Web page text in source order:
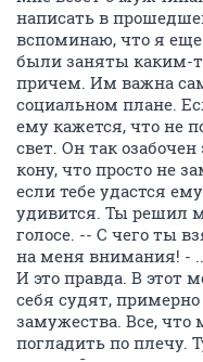
написать в
вспоминаю, что я еще
были заняты каким-
причем. Им важна
социальном плане.
ему кажется, что не
свет. Он так
кону, что просто не
если тебе удастся
удивится. Ты решил
голосе. -- С чего ты
на меня внимания! -
И это правда. В этот
себя судят,
замужества. Все,
погладить по плечу.